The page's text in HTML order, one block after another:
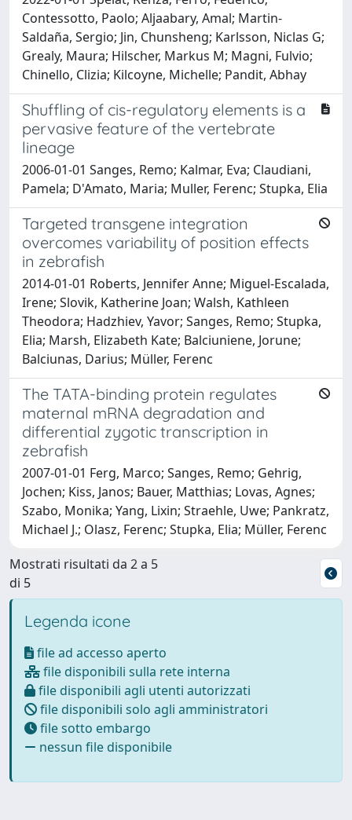
Contessotto, Paolo; Aljaabary, Amal; Martin-
Saldaña, Sergio; Jin, Chunsheng; Karlsson, Niclas G;
Grealy, Maura; Hilscher, Markus M; Magni, Fulvio;
Chinello, Clizia; Kilcoyne, Michelle; Pandit, Abhay
Shuffling of cis-regulatory elements is a
pervasive feature of the vertebrate
lineage
2006-01-01 Sanges, Remo; Kalmar, Eva; Claudiani,
Pamela; D'Amato, Maria; Muller, Ferenc; Stupka, Elia
Targeted transgene integration
overcomes variability of position effects
in zebrafish
2014-01-01 Roberts, Jennifer Anne; Miguel-Escalada,
Irene; Slovik, Katherine Joan; Walsh, Kathleen
Theodora; Hadzhiev, Yavor; Sanges, Remo; Stupka,
Elia; Marsh, Elizabeth Kate; Balciuniene, Jorune;
Balciunas, Darius; Müller, Ferenc
The TATA-binding protein regulates
maternal mRNA degradation and
differential zygotic transcription in
zebrafish
2007-01-01 Ferg, Marco; Sanges, Remo; Gehrig,
Jochen; Kiss, Janos; Bauer, Matthias; Lovas, Agnes;
Szabo, Monika; Yang, Lixin; Straehle, Uwe; Pankratz,
Michael J.; Olasz, Ferenc; Stupka, Elia; Müller, Ferenc
Mostrati risultati da 2 a 5
di 5
Legenda icone
file ad accesso aperto
file disponibili sulla rete interna
file disponibili agli utenti autorizzati
file disponibili solo agli amministratori
file sotto embargo
nessun file disponibile